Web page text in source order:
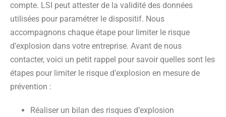
compte. LSI peut attester de la validité des données
utilisées pour paramétrer le dispositif. Nous
accompagnons chaque étape pour limiter le risque
d’explosion dans votre entreprise. Avant de nous
contacter, voici un petit rappel pour savoir quelles sont les
étapes pour limiter le risque d’explosion en mesure de
prévention :
Réaliser un bilan des risques d’explosion